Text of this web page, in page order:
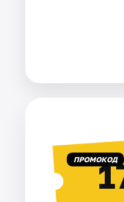
ПРОМОКОД